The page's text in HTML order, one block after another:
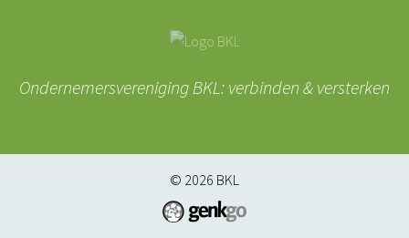
Ondernemersvereniging BKL: verbinden & versterken
© 2026 BKL